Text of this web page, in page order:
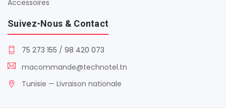
Accessoires
Suivez-Nous & Contact
75 273 155 / 98 420 073
macommande@technotel.tn
Tunisie — Livraison nationale